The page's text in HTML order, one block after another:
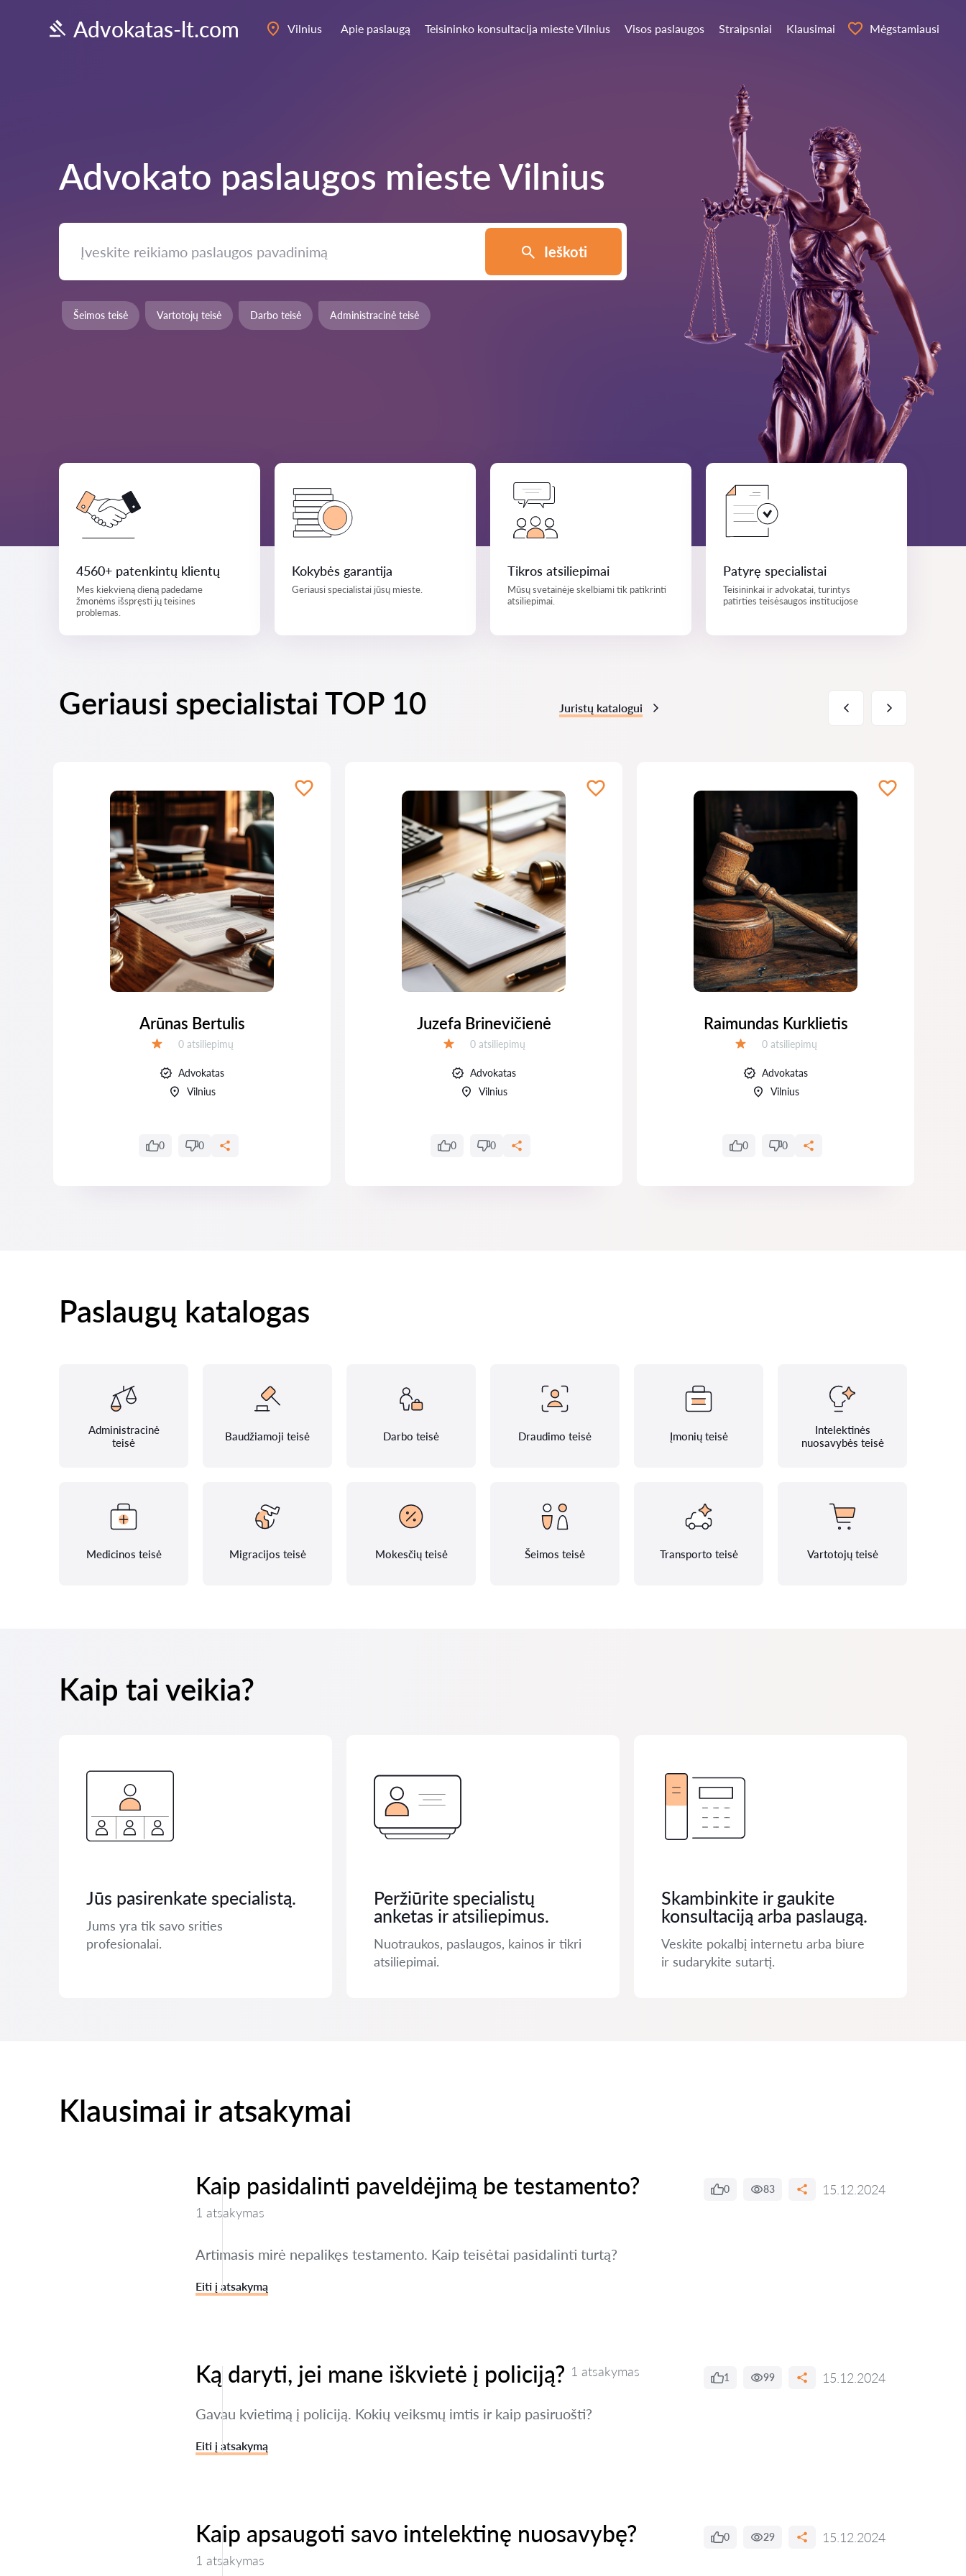
Advokatas-lt.com Vilnius Apie paslaugą Teisininko konsultacija mieste Vilnius Visos paslaugos Straipsniai Klausimai Mėgstamiausi
Advokato paslaugos mieste Vilnius
Ieškoti
Šeimos teisė Vartotojų teisė Darbo teisė Administracinė teisė
4560+ patenkintų klientų
Mes kiekvieną dieną padedame
žmonėms išspręsti jų teisines
problemas.
Kokybės garantija
Geriausi specialistai jūsų mieste.
Tikros atsiliepimai
Mūsų svetainėje skelbiami tik patikrinti
atsiliepimai.
Patyrę specialistai
Teisininkai ir advokatai, turintys
patirties teisėsaugos institucijose
Geriausi specialistai TOP 10 Juristų katalogui
Arūnas Bertulis
Atsiliepimų:
0 atsiliepimų
Advokatas
Vilnius
0 0
Juzefa Brinevičienė
Atsiliepimų:
0 atsiliepimų
Advokatas
Vilnius
0 0
Raimundas Kurklietis
Atsiliepimų:
0 atsiliepimų
Advokatas
Vilnius
0 0
Paslaugų katalogas
Administracinė
teisė
Baudžiamoji teisė Darbo teisė Draudimo teisė Įmonių teisė
Intelektinės
nuosavybės teisė
Medicinos teisė Migracijos teisė Mokesčių teisė Šeimos teisė Transporto teisė Vartotojų teisė
Kaip tai veikia?
Jūs pasirenkate specialistą.
Jums yra tik savo srities
profesionalai.
Peržiūrite specialistų
anketas ir atsiliepimus.
Nuotraukos, paslaugos, kainos ir tikri
atsiliepimai.
Skambinkite ir gaukite
konsultaciją arba paslaugą.
Veskite pokalbį internetu arba biure
ir sudarykite sutartį.
Klausimai ir atsakymai
Kaip pasidalinti paveldėjimą be testamento?
1 atsakymas
0 83 15.12.2024
Artimasis mirė nepalikęs testamento. Kaip teisėtai pasidalinti turtą?
Eiti į atsakymą
Ką daryti, jei mane iškvietė į policiją? 1 atsakymas 1 99 15.12.2024
Gavau kvietimą į policiją. Kokių veiksmų imtis ir kaip pasiruošti?
Eiti į atsakymą
Kaip apsaugoti savo intelektinę nuosavybę?
1 atsakymas
0 29 15.12.2024